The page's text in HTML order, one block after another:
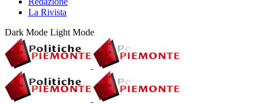
La Rivista
Dark Mode Light Mode